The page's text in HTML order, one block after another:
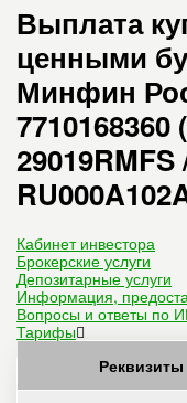
Выплата
ценными
Минфин
7710168360
29019RMFS
Кабинет инвестора
Брокерские услуги
Депозитарные услуги
Информация,
Вопросы и ответы по
Тарифы